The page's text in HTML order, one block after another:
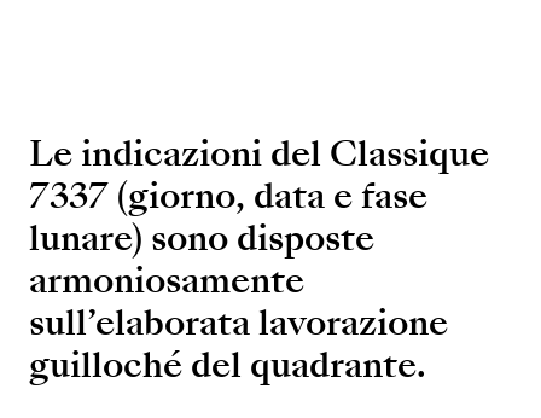
Le indicazioni del Classique
7337 (giorno, data e fase
lunare) sono disposte
armoniosamente
sull’elaborata lavorazione
guilloché del quadrante.